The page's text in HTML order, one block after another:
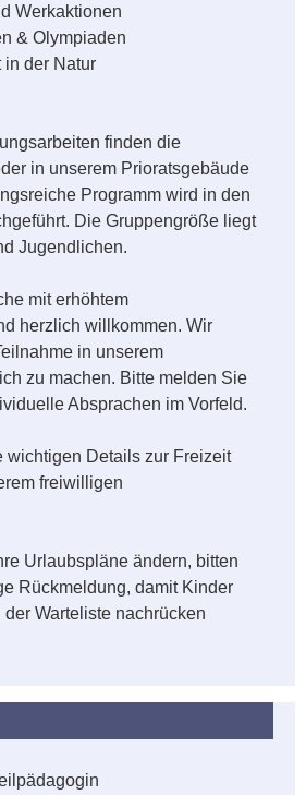
Werkaktionen
& Olympiaden
in der Natur
finden die
in unserem Prioratsgebäude
Programm wird in den
Die Gruppengröße liegt
Jugendlichen.
mit erhöhtem
herzlich willkommen. Wir
in unserem
zu machen. Bitte melden Sie
Absprachen im Vorfeld.
wichtigen Details zur Freizeit
freiwilligen
Urlaubspläne ändern, bitten
Rückmeldung, damit Kinder
Warteliste nachrücken